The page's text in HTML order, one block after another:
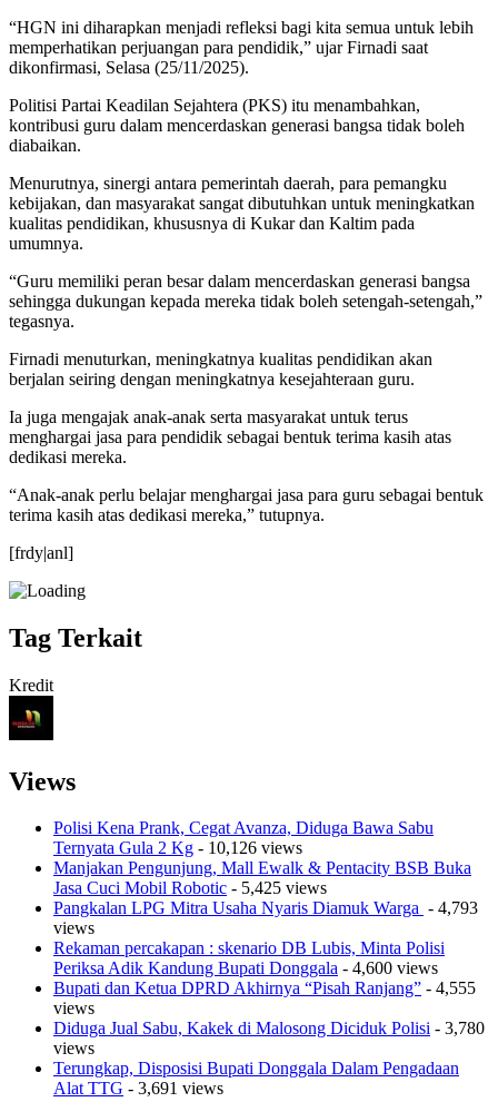
“HGN ini diharapkan menjadi refleksi bagi kita semua untuk lebih
memperhatikan perjuangan para pendidik,” ujar Firnadi saat
dikonfirmasi, Selasa (25/11/2025).
Politisi Partai Keadilan Sejahtera (PKS) itu menambahkan,
kontribusi guru dalam mencerdaskan generasi bangsa tidak boleh
diabaikan.
Menurutnya, sinergi antara pemerintah daerah, para pemangku
kebijakan, dan masyarakat sangat dibutuhkan untuk meningkatkan
kualitas pendidikan, khususnya di Kukar dan Kaltim pada
umumnya.
“Guru memiliki peran besar dalam mencerdaskan generasi bangsa
sehingga dukungan kepada mereka tidak boleh setengah-setengah,”
tegasnya.
Firnadi menuturkan, meningkatnya kualitas pendidikan akan
berjalan seiring dengan meningkatnya kesejahteraan guru.
Ia juga mengajak anak-anak serta masyarakat untuk terus
menghargai jasa para pendidik sebagai bentuk terima kasih atas
dedikasi mereka.
“Anak-anak perlu belajar menghargai jasa para guru sebagai bentuk
terima kasih atas dedikasi mereka,” tutupnya.
[frdy|anl]
Tag Terkait
Kredit
Views
Polisi Kena Prank, Cegat Avanza, Diduga Bawa Sabu
Ternyata Gula 2 Kg - 10,126 views
Manjakan Pengunjung, Mall Ewalk & Pentacity BSB Buka
Jasa Cuci Mobil Robotic - 5,425 views
Pangkalan LPG Mitra Usaha Nyaris Diamuk Warga - 4,793
views
Rekaman percakapan : skenario DB Lubis, Minta Polisi
Periksa Adik Kandung Bupati Donggala - 4,600 views
Bupati dan Ketua DPRD Akhirnya “Pisah Ranjang” - 4,555
views
Diduga Jual Sabu, Kakek di Malosong Diciduk Polisi - 3,780
views
Terungkap, Disposisi Bupati Donggala Dalam Pengadaan
Alat TTG - 3,691 views